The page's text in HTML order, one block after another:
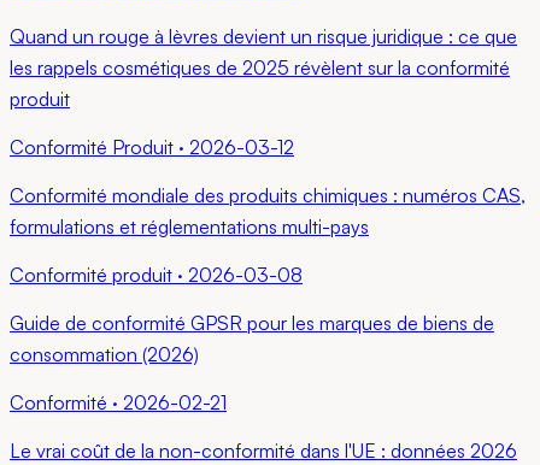
Quand un rouge à lèvres devient un risque juridique : ce que
les rappels cosmétiques de 2025 révèlent sur la conformité
produit
Conformité Produit · 2026-03-12
Conformité mondiale des produits chimiques : numéros CAS,
formulations et réglementations multi-pays
Conformité produit · 2026-03-08
Guide de conformité GPSR pour les marques de biens de
consommation (2026)
Conformité · 2026-02-21
Le vrai coût de la non-conformité dans l'UE : données 2026